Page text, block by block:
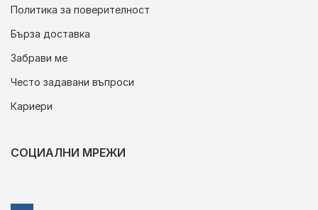
Политика за поверителност
Бърза доставка
Забрави ме
Често задавани въпроси
Кариери
СОЦИАЛНИ МРЕЖИ